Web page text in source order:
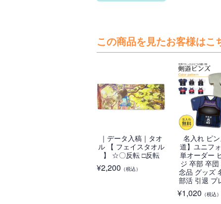
この商品を見たお客様はこ
｜データ入稿｜タオ
ル 【 フェイスタオル
】 ☆〇反転 □反転
¥2,200 （税込）
名入れ ピ
道】ユニフ
単オーダー
ジ 卒部 卒
念品 グッズ
部活 引退 プ
¥1,020 （税込）